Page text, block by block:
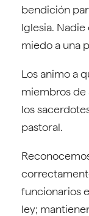
bendición
Iglesia.
miedo a una
Los animo a
miembros de
los
pastoral.
funcionarios
ley;